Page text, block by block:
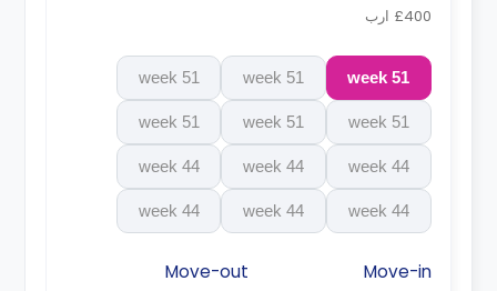
£400 ارب
51 week
51 week
51 week
51 week
51 week
51 week
44 week
44 week
44 week
44 week
44 week
44 week
Move-in
Move-out